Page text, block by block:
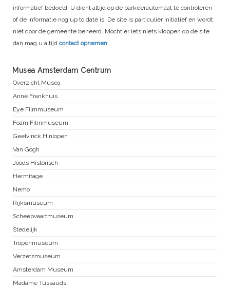
informatief bedoeld. U dient altijd op de parkeerautomaat te controleren
of de informatie nog up to date is. De site is particulier initiatief en wordt
niet door de gemeente beheerd. Mocht er iets niets kloppen op de site
dan mag u altijd contact opnemen
Musea Amsterdam Centrum
Overzicht Musea
Anne Frankhuis
Eye Filmmuseum
Foam Filmmuseum
Geelvinck Hinlopen
Van Gogh
Joods Historisch
Hermitage
Nemo
Rijksmuseum
Scheepvaartmuseum
Stedelijk
Tropenmuseum
Verzetsmuseum
Amsterdam Museum
Madame Tussauds